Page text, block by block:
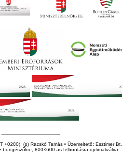
+0200), (p) Racskó Tamás • Üzemeltető: Esztimer Bt.
böngészőkre, 800×600-as felbontásra optimalizálva